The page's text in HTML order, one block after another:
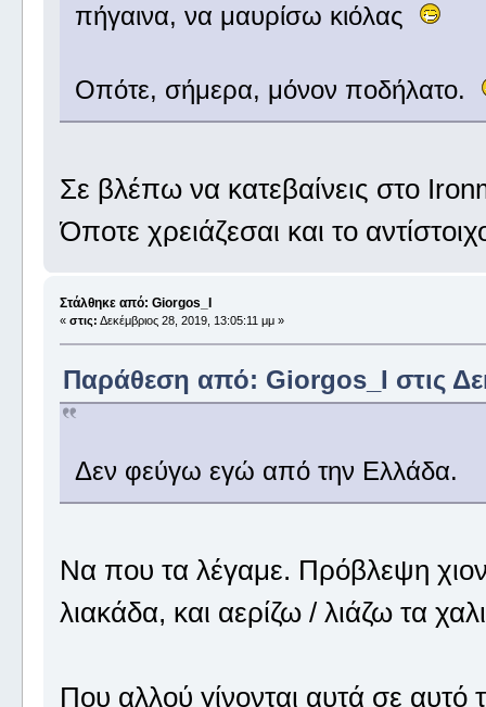
πήγαινα, να μαυρίσω κιόλας
Οπότε, σήμερα, μόνον ποδήλατο.
Σε βλέπω να κατεβαίνεις στο
Όποτε χρειάζεσαι και το
Στάλθηκε από: Giorgos_I
« στις: Δεκέμβριος 28, 2019, 13:05:11 μμ »
Παράθεση από: Giorgos_I στις
Δεν φεύγω εγώ από την Ελλάδα.
Να που τα λέγαμε. Πρόβλεψη
λιακάδα, και αερίζω / λιάζω τα
Που αλλού γίνονται αυτά σε